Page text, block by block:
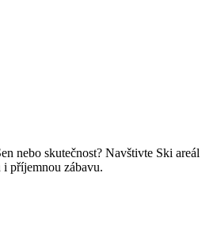
nebo skutečnost? Navštivte Ski areál
i příjemnou zábavu.